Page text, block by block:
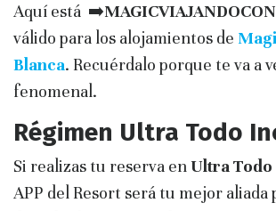
Aquí está ➡️
válido para los alojamientos de
Blanca. Recuérdalo porque te va a
fenomenal.
Régimen Ultra Todo
Si realizas tu reserva en Ultra
APP del Resort será tu mejor